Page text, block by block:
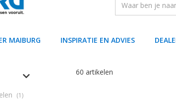
MAIBURG INSPIRATIE EN ADVIES
(1)
60 artikelen